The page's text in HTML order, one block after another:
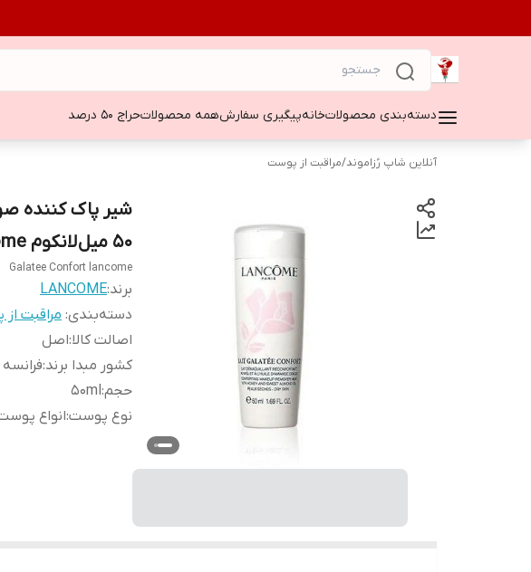
دسته‌بندی محصولاتخانهپیگیری سفارشهمه محصولاتحراج ۵۰ درصد
آنلاین شاپ رُزاموند/مراقبت از پوست
50 میل لانکوم Lancome
Galatee Confort lancome
برند:LANCOME
دسته‌بندی: مراقبت
اصالت کالا:اصل
کشور مبدا برند:فرانسه
حجم:
50ml
نوع پوست:انواع